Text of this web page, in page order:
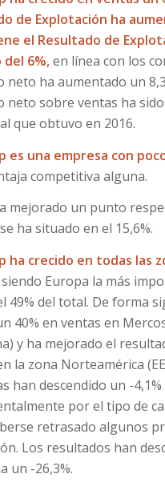
de Explotación ha
el Resultado de
6%,en línea con los
neto ha aumentado un
neto sobre ventas ha sido
que obtuvo en 2016.
es una empresa con
competitiva alguna.
mejorado un punto
ha situado en el 15,6%.
ha crecido en todas las
siendo Europa la más
49% del total. De forma
40% en ventas en
y ha mejorado el
la zona Norteamérica
han descendido un -4,1%
por el tipo de
retrasado algunos
Los resultados han
un -26,3%.